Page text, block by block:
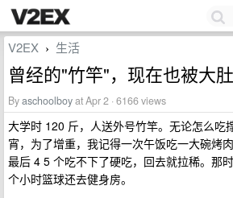
V2EX › 生活
曾经的"竹竿"，现在也被大
Byaschoolboyat Apr 2 · 6166 views
大学时 120 斤，人送外号竹竿。无论怎么吃
宵，为了增重，我记得一次午饭吃一大碗烤
最后 4 5 个吃不下了硬吃，回去就拉稀。那
个小时篮球还去健身房。